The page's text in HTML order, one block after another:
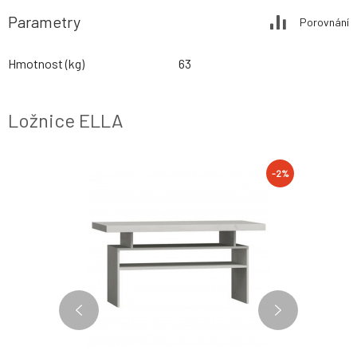
Parametry Porovnání
Hmotnost (kg) 63
Ložnice ELLA
-2%